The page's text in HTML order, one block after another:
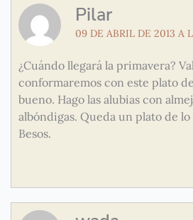
Pilar
09 DE ABRIL DE 2013 A
¿Cuándo llegará la primavera?
conformaremos con este plato
bueno. Hago las alubias con
albóndigas. Queda un plato de
Besos.